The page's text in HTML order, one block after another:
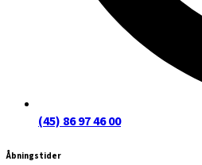
(45) 86 97 46 00
Åbningstider